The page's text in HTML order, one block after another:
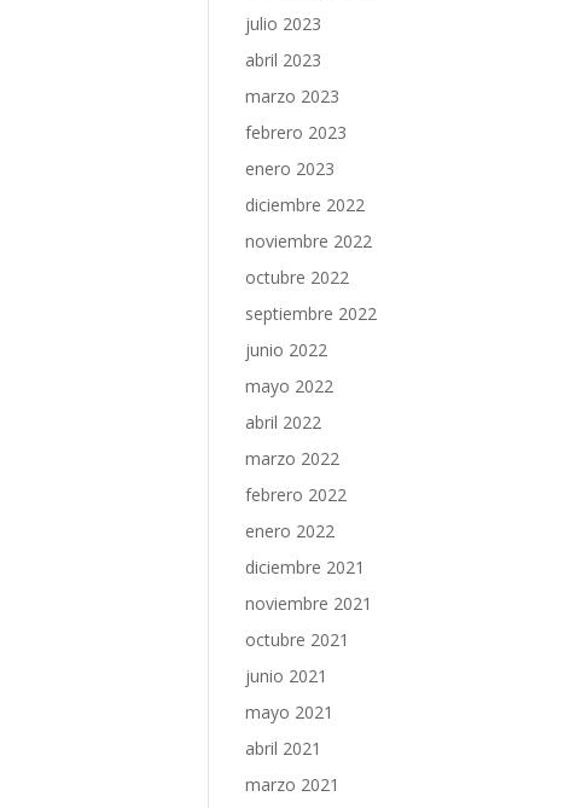
julio 2023
abril 2023
marzo 2023
febrero 2023
enero 2023
diciembre 2022
noviembre 2022
octubre 2022
septiembre 2022
junio 2022
mayo 2022
abril 2022
marzo 2022
febrero 2022
enero 2022
diciembre 2021
noviembre 2021
octubre 2021
junio 2021
mayo 2021
abril 2021
marzo 2021